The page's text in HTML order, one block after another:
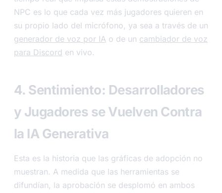
NPC es lo que cada vez más jugadores quieren en
su propio lado del micrófono, ya sea a través de un
generador de voz por IA o de un cambiador de voz
para Discord en vivo.
4. Sentimiento: Desarrolladores
y Jugadores se Vuelven Contra
la IA Generativa
Esta es la historia que las gráficas de adopción no
muestran. A medida que las herramientas se
difundían, la aprobación se desplomó en ambos